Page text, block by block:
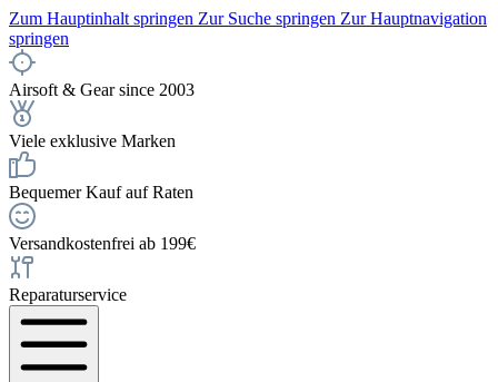
Zum Hauptinhalt springen Zur Suche springen Zur Hauptnavigation
springen
Airsoft & Gear since 2003
Viele exklusive Marken
Bequemer Kauf auf Raten
Versandkostenfrei ab 199€
Reparaturservice